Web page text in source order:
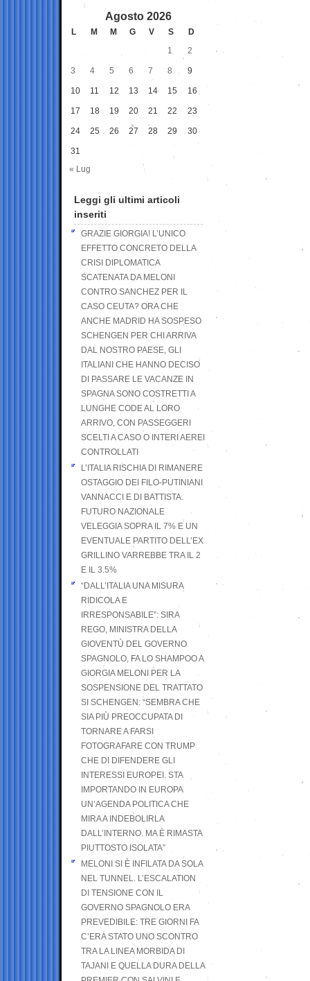
Agosto 2026
L M M G V S
D
1
2
3 4 5 6 7 8 9
10 11 12 13 14 15 16
17 18 19 20 21 22 23
24 25 26 27 28 29 30
31
« Lug
Leggi gli ultimi articoli
inseriti
GRAZIE GIORGIA! L’UNICO
EFFETTO CONCRETO DELLA
CRISI DIPLOMATICA
SCATENATA DA MELONI
CONTRO SANCHEZ PER IL
CASO CEUTA? ORA CHE
ANCHE MADRID HA SOSPESO
SCHENGEN PER CHI ARRIVA
DAL NOSTRO PAESE, GLI
ITALIANI CHE HANNO DECISO
DI PASSARE LE VACANZE IN
SPAGNA SONO COSTRETTI A
LUNGHE CODE AL LORO
ARRIVO, CON PASSEGGERI
SCELTI A CASO O INTERI AEREI
CONTROLLATI
L’ITALIA RISCHIA DI RIMANERE
OSTAGGIO DEI FILO-PUTINIANI
VANNACCI E DI BATTISTA.
FUTURO NAZIONALE
VELEGGIA SOPRA IL 7% E UN
EVENTUALE PARTITO DELL’EX
GRILLINO VARREBBE TRA IL 2
E IL 3.5%
“DALL’ITALIA UNA MISURA
RIDICOLA E
IRRESPONSABILE”: SIRA
REGO, MINISTRA DELLA
GIOVENTÙ DEL GOVERNO
SPAGNOLO, FA LO SHAMPOO A
GIORGIA MELONI PER LA
SOSPENSIONE DEL TRATTATO
SI SCHENGEN: “SEMBRA CHE
SIA PIÙ PREOCCUPATA DI
TORNARE A FARSI
FOTOGRAFARE CON TRUMP
CHE DI DIFENDERE GLI
INTERESSI EUROPEI. STA
IMPORTANDO IN EUROPA
UN’AGENDA POLITICA CHE
MIRA A INDEBOLIRLA
DALL’INTERNO. MA È RIMASTA
PIUTTOSTO ISOLATA”
MELONI SI È INFILATA DA SOLA
NEL TUNNEL. L’ESCALATION
DI TENSIONE CON IL
GOVERNO SPAGNOLO ERA
PREVEDIBILE: TRE GIORNI FA
C’ERA STATO UNO SCONTRO
TRA LA LINEA MORBIDA DI
TAJANI E QUELLA DURA DELLA